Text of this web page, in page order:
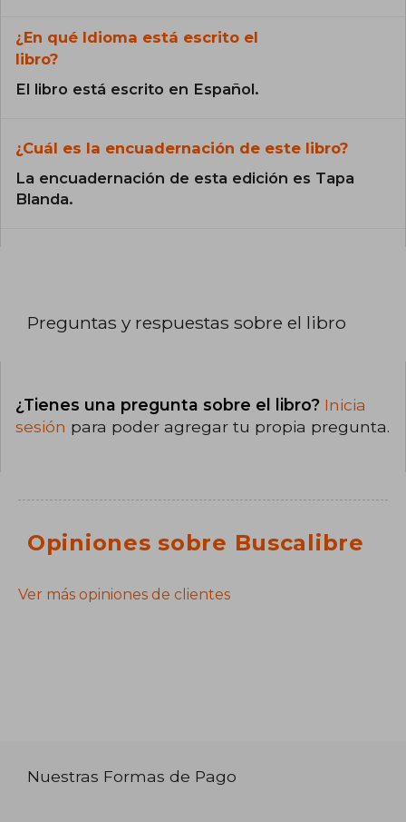
¿En qué Idioma está escrito el
libro?
El libro está escrito en Español.
¿Cuál es la encuadernación de este libro?
La encuadernación de esta edición es Tapa
Blanda.
Preguntas y respuestas sobre el libro
¿Tienes una pregunta sobre el libro? Inicia
sesión para poder agregar tu propia pregunta.
Opiniones sobre Buscalibre
Ver más opiniones de clientes
Nuestras Formas de Pago